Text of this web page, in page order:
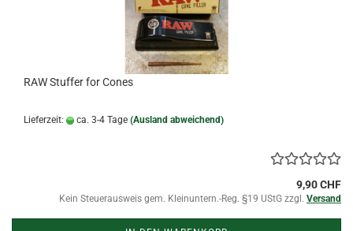
RAW Stuffer for Cones
Lieferzeit: ca. 3-4 Tage (Ausland abweichend)
9,90 CHF
Kein Steuerausweis gem. Kleinuntern.-Reg. §19 UStG zzgl. Versand